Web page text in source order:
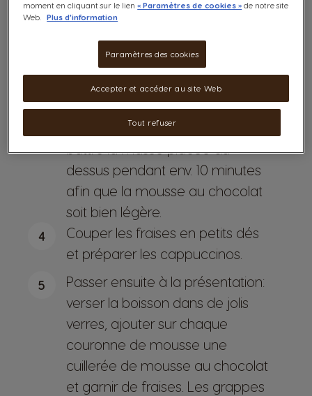
1
Casser le chocolat en morceaux
et le faire fondre au bain-marie.
Ajouter 200 ml d'eau au
chocolat fondu et mélanger
jusqu'à ce le tout soit homogène.
Préparer un bain d'eau glacée et
battre la masse placée au-
dessus pendant env. 10 minutes
afin que la mousse au chocolat
soit bien légère.
4
Couper les fraises en petits dés
et préparer les cappuccinos.
5
Passer ensuite à la présentation:
verser la boisson dans de jolis
verres, ajouter sur chaque
couronne de mousse une
cuillerée de mousse au chocolat
et garnir de fraises. Les grappes
moment en cliquant sur le lien« Paramètres de cookies » de notre site
Web.
Plus d'information
Paramètres des cookies
Tout refuser
Accepter et accéder au site Web